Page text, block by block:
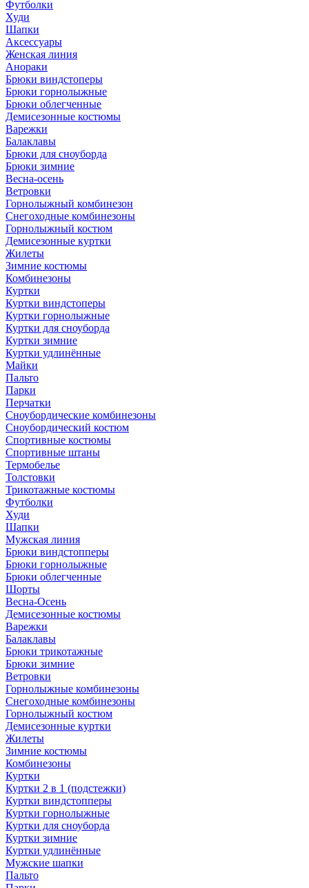
Футболки
Худи
Шапки
Аксессуары
Женская линия
Анораки
Брюки виндстоперы
Брюки горнолыжные
Брюки облегченные
Демисезонные костюмы
Варежки
Балаклавы
Брюки для сноуборда
Брюки зимние
Весна-осень
Ветровки
Горнолыжный комбинезон
Снегоходные комбинезоны
Горнолыжный костюм
Демисезонные куртки
Жилеты
Зимние костюмы
Комбинезоны
Куртки
Куртки виндстоперы
Куртки горнолыжные
Куртки для сноуборда
Куртки зимние
Куртки удлинённые
Майки
Пальто
Парки
Перчатки
Сноубордические комбинезоны
Сноубордический костюм
Спортивные костюмы
Спортивные штаны
Термобелье
Толстовки
Трикотажные костюмы
Футболки
Худи
Шапки
Мужская линия
Брюки виндстопперы
Брюки горнолыжные
Брюки облегченные
Шорты
Весна-Осень
Демисезонные костюмы
Варежки
Балаклавы
Брюки трикотажные
Брюки зимние
Ветровки
Горнолыжные комбинезоны
Снегоходные комбинезоны
Горнолыжный костюм
Демисезонные куртки
Жилеты
Зимние костюмы
Комбинезоны
Куртки
Куртки 2 в 1 (подстежки)
Куртки виндстопперы
Куртки горнолыжные
Куртки для сноуборда
Куртки зимние
Куртки удлинённые
Мужские шапки
Пальто